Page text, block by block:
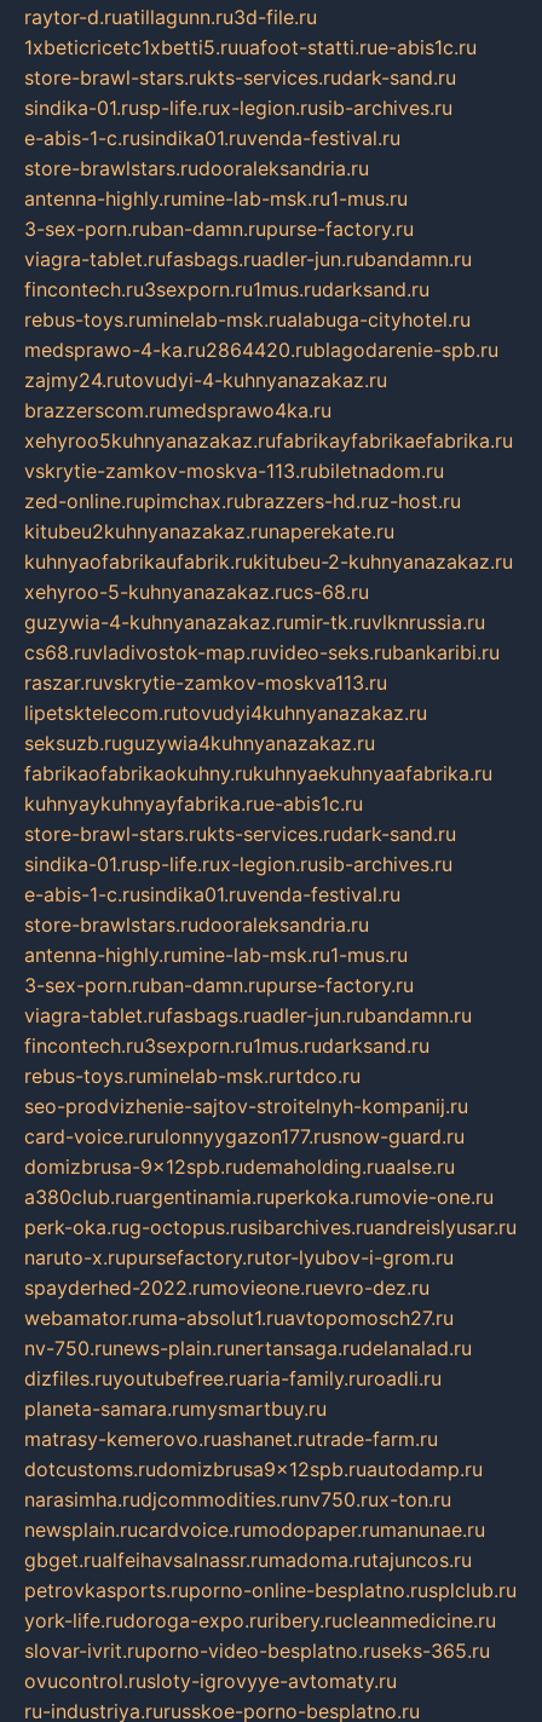
raytor-d.ruatillagunn.ru3d-file.ru
1xbeticricetc1xbetti5.ruuafoot-statti.rue-abis1c.ru
store-brawl-stars.rukts-services.rudark-sand.ru
sindika-01.rusp-life.rux-legion.rusib-archives.ru
e-abis-1-c.rusindika01.ruvenda-festival.ru
store-brawlstars.rudooraleksandria.ru
antenna-highly.rumine-lab-msk.ru1-mus.ru
3-sex-porn.ruban-damn.rupurse-factory.ru
viagra-tablet.rufasbags.ruadler-jun.rubandamn.ru
fincontech.ru3sexporn.ru1mus.rudarksand.ru
rebus-toys.ruminelab-msk.rualabuga-cityhotel.ru
medsprawo-4-ka.ru2864420.rublagodarenie-spb.ru
zajmy24.rutovudyi-4-kuhnyanazakaz.ru
brazzerscom.rumedsprawo4ka.ru
xehyroo5kuhnyanazakaz.rufabrikayfabrikaefabrika.ru
vskrytie-zamkov-moskva-113.rubiletnadom.ru
zed-online.rupimchax.rubrazzers-hd.ruz-host.ru
kitubeu2kuhnyanazakaz.runaperekate.ru
kuhnyaofabrikaufabrik.rukitubeu-2-kuhnyanazakaz.ru
xehyroo-5-kuhnyanazakaz.rucs-68.ru
guzywia-4-kuhnyanazakaz.rumir-tk.ruvlknrussia.ru
cs68.ruvladivostok-map.ruvideo-seks.rubankaribi.ru
raszar.ruvskrytie-zamkov-moskva113.ru
lipetsktelecom.rutovudyi4kuhnyanazakaz.ru
seksuzb.ruguzywia4kuhnyanazakaz.ru
fabrikaofabrikaokuhny.rukuhnyaekuhnyaafabrika.ru
kuhnyaykuhnyayfabrika.rue-abis1c.ru
store-brawl-stars.rukts-services.rudark-sand.ru
sindika-01.rusp-life.rux-legion.rusib-archives.ru
e-abis-1-c.rusindika01.ruvenda-festival.ru
store-brawlstars.rudooraleksandria.ru
antenna-highly.rumine-lab-msk.ru1-mus.ru
3-sex-porn.ruban-damn.rupurse-factory.ru
viagra-tablet.rufasbags.ruadler-jun.rubandamn.ru
fincontech.ru3sexporn.ru1mus.rudarksand.ru
rebus-toys.ruminelab-msk.rurtdco.ru
seo-prodvizhenie-sajtov-stroitelnyh-kompanij.ru
card-voice.rurulonnyygazon177.rusnow-guard.ru
domizbrusa-9x12spb.rudemaholding.ruaalse.ru
a380club.ruargentinamia.ruperkoka.rumovie-one.ru
perk-oka.rug-octopus.rusibarchives.ruandreislyusar.ru
naruto-x.rupursefactory.rutor-lyubov-i-grom.ru
spayderhed-2022.rumovieone.ruevro-dez.ru
webamator.ruma-absolut1.ruavtopomosch27.ru
nv-750.runews-plain.runertansaga.rudelanalad.ru
dizfiles.ruyoutubefree.ruaria-family.ruroadli.ru
planeta-samara.rumysmartbuy.ru
matrasy-kemerovo.ruashanet.rutrade-farm.ru
dotcustoms.rudomizbrusa9x12spb.ruautodamp.ru
narasimha.rudjcommodities.runv750.rux-ton.ru
newsplain.rucardvoice.rumodopaper.rumanunae.ru
gbget.rualfeihavsalnassr.rumadoma.rutajuncos.ru
petrovkasports.ruporno-online-besplatno.rusplclub.ru
york-life.rudoroga-expo.ruribery.rucleanmedicine.ru
slovar-ivrit.ruporno-video-besplatno.ruseks-365.ru
ovucontrol.rusloty-igrovyye-avtomaty.ru
ru-industriya.rurusskoe-porno-besplatno.ru